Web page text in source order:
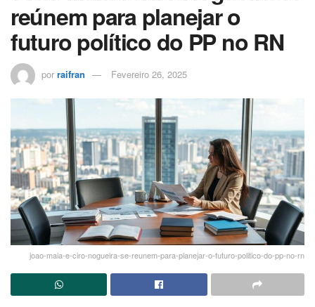
reúnem para planejar o
futuro político do PP no RN
por raifran Fevereiro 26, 2025
joao-maia-e-ciro-nogueira-se-reunem-para-planejar-o-futuro-politico-do-pp-no-rn